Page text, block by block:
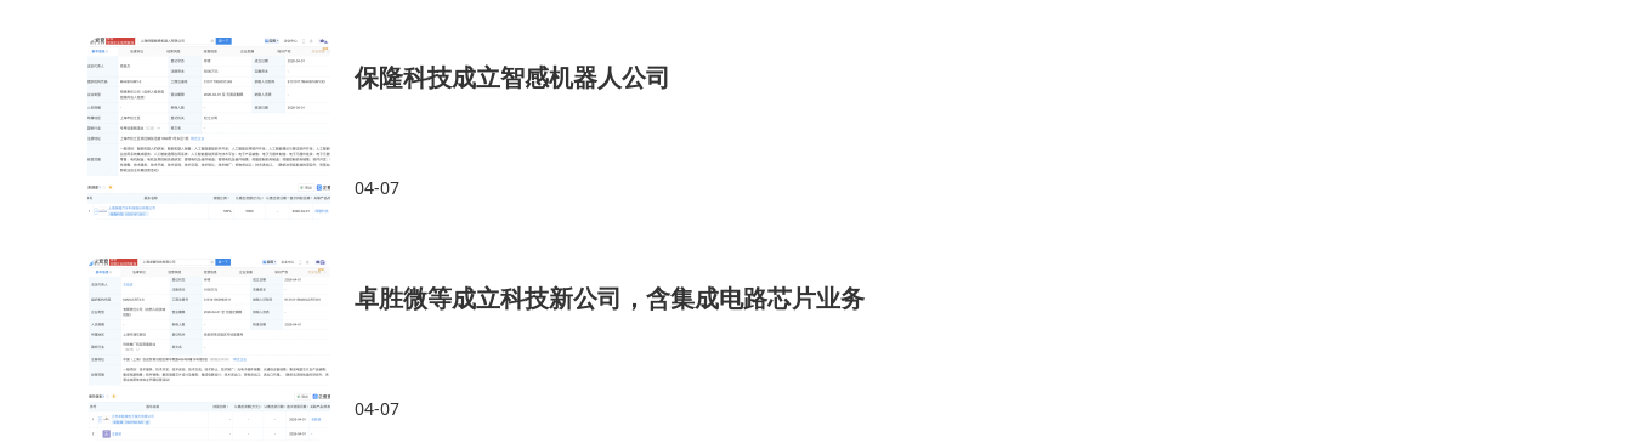
保隆科技成立智感机器人公司
04-07
卓胜微等成立科技新公司，含集成电路芯片业务
04-07